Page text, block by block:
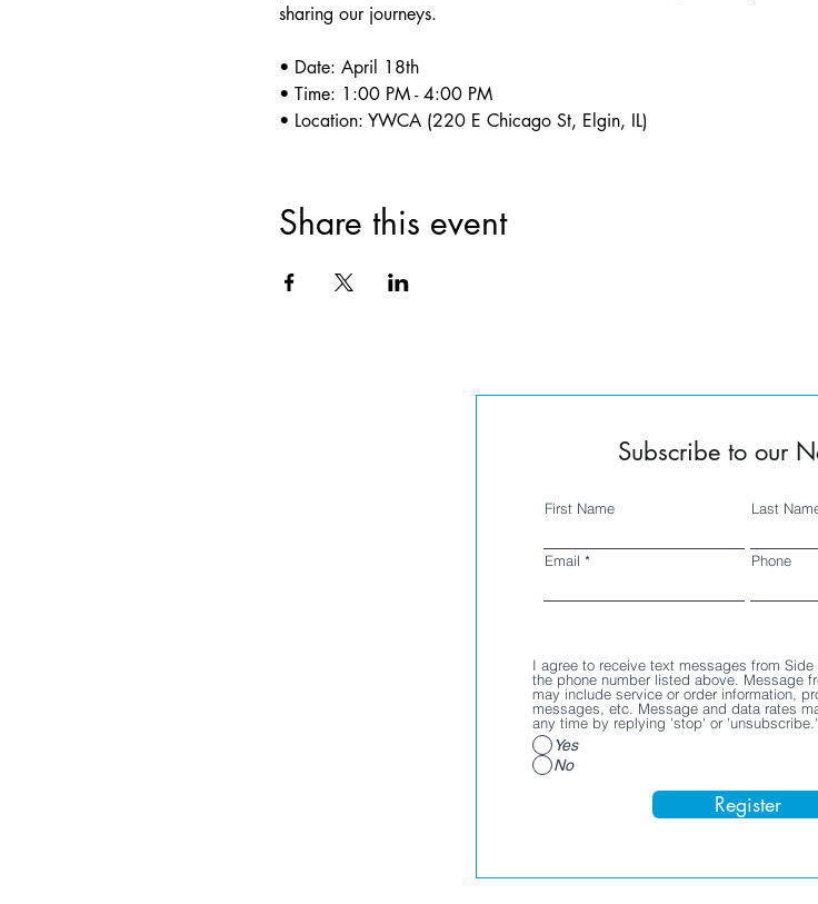
sharing our journeys.
• Date: April 18th
• Time: 1:00 PM - 4:00 PM
• Location: YWCA (220 E Chicago St, Elgin, IL)
Share this event
Subscribe to our
First Name Last
Email Phone
I agree to receive text messages from
the phone number listed above. Message frequency varies and
may include service or order information,
messages, etc. Message and data rates
any time by replying 'stop' or 'unsubscribe.'
Yes
No
Register